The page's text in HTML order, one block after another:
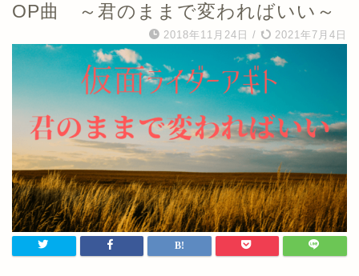
OP曲 ～君のままで変わればいい～
2018年11月24日 / 2021年7月4日